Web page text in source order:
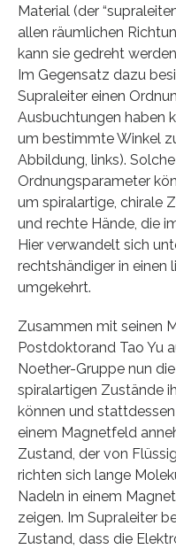
Material (der
allen räumlichen
kann sie gedreht
Im Gegensatz dazu
Supraleiter einen
Ausbuchtungen haben
um bestimmte Winkel
Abbildung, links).
Ordnungsparameter
um spiralartige, chirale
und rechte Hände, die
Hier verwandelt sich
rechtshändiger in einen
umgekehrt.
Zusammen mit seinen
Postdoktorand Tao Yu
Noether-Gruppe nun
spiralartigen Zustände
können und
einem Magnetfeld
Zustand, der von
richten sich lange
Nadeln in einem
zeigen. Im Supraleiter
Zustand, dass die